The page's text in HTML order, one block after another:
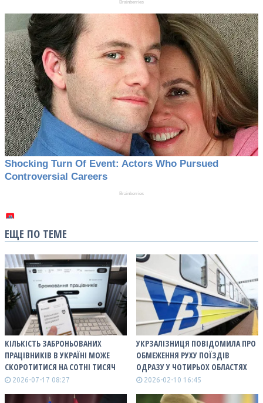
ЕЩЕ ПО ТЕМЕ
КІЛЬКІСТЬ ЗАБРОНЬОВАНИХ
ПРАЦІВНИКІВ В УКРАЇНІ МОЖЕ
СКОРОТИТИСЯ НА СОТНІ ТИСЯЧ
2026-07-17 08:27
УКРЗАЛІЗНИЦЯ ПОВІДОМИЛА ПРО
ОБМЕЖЕННЯ РУХУ ПОЇЗДІВ
ОДРАЗУ У ЧОТИРЬОХ ОБЛАСТЯХ
2026-02-10 16:45